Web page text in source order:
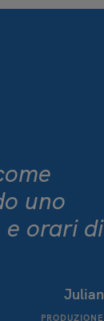
uno
orari di
Julian
PRODUZIONE